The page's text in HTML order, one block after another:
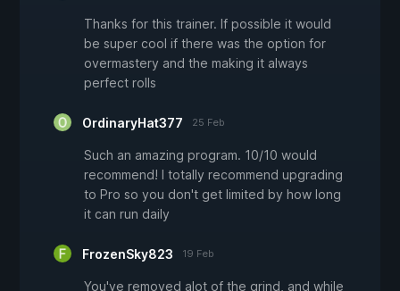
Thanks for this trainer. If possible it would
be super cool if there was the option for
overmastery and the making it always
perfect rolls
OrdinaryHat377 25 Feb
Such an amazing program. 10/10 would
recommend! I totally recommend upgrading
to Pro so you don't get limited by how long
it can run daily
FrozenSky823 19 Feb
You've removed alot of the grind, and while